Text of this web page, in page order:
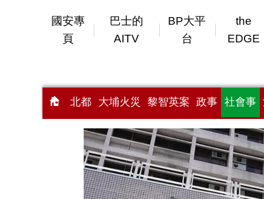
國安專
頁
巴士的
AITV
BP大平
台
the
EDGE
北都 大埔火災 黎智英案 政事 社會事